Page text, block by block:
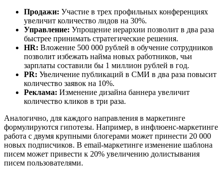
Продажи: Участие в трех профильных конференциях
увеличит количество лидов на 30%.
Управление: Упрощение иерархии позволит в два раза
быстрее принимать стратегические решения.
HR: Вложение 500 000 рублей в обучение сотрудников
позволит избежать найма новых работников, чьи
зарплаты составили бы 1 миллион рублей в год.
PR: Увеличение публикаций в СМИ в два раза повысит
количество заявок на 10%.
Реклама: Изменение дизайна баннера увеличит
количество кликов в три раза.
Аналогично, для каждого направления в маркетинге
формулируются гипотезы. Например, в инфлюенс-маркетинге
работа с двумя крупными блогерами может принести 20 000
новых подписчиков. В email-маркетинге изменение шаблона
писем может привести к 20% увеличению долистывания
писем пользователями.